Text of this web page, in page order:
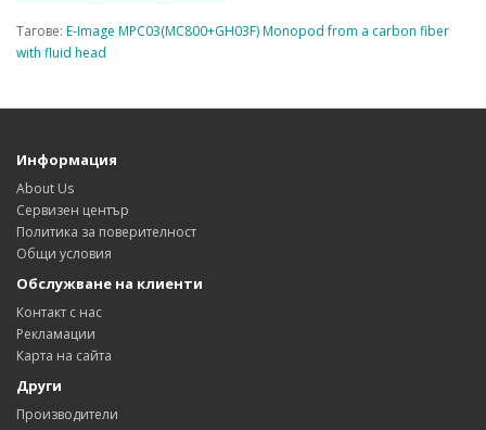
Тагове: E-Image MPC03(MC800+GH03F) Monopod from a carbon fiber
with fluid head
Информация
About Us
Сервизен център
Политика за поверителност
Общи условия
Обслужване на клиенти
Контакт с нас
Рекламации
Карта на сайта
Други
Производители